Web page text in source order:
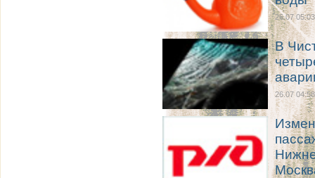
26.07 05:03
В
26.07 04:58